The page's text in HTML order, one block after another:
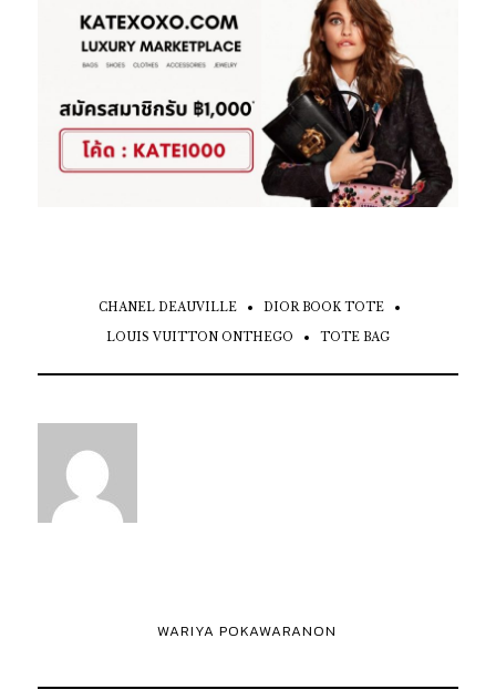
CHANEL DEAUVILLE DIOR BOOK TOTE
LOUIS VUITTON ONTHEGO TOTE BAG
WARIYA POKAWARANON